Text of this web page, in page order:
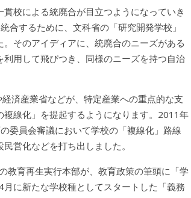
校による統廃合が目立つようになっていき
合するために、文科省の「研究開発学校」
そのアイディアに、統廃合のニーズがある
用して飛びつき、同様のニーズを持つ自治
済産業省などが、特定産業への重点的な支
線化」を提起するようになります。2011年
委員会審議において学校の「複線化」路線
営化などを打ち出しました。
教育再生実行本部が、教育政策の筆頭に「学
に新たな学校種としてスタートした「義務